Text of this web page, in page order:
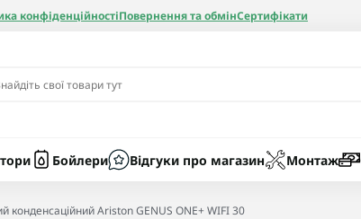
конфіденційностіПовернення та обмінСертифікати
Бойлери Відгуки про магазин Монтаж
Колби
конденсаційний Ariston GENUS ONE+ WIFI 30